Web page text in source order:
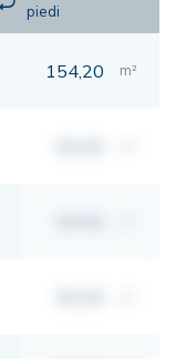
piedi
154,20 m²